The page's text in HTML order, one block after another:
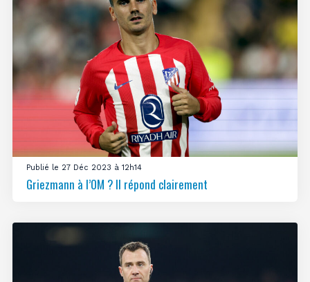
Publié le 27 Déc 2023 à 12h14
Griezmann à l’OM ? Il répond clairement